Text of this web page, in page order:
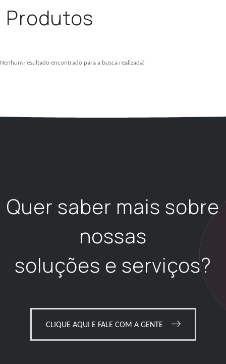
Produtos
Nenhum resultado encontrado para a busca realizada!
Quer saber mais sobre
nossas
soluções e serviços?
CLIQUE AQUI E FALE COM A GENTE